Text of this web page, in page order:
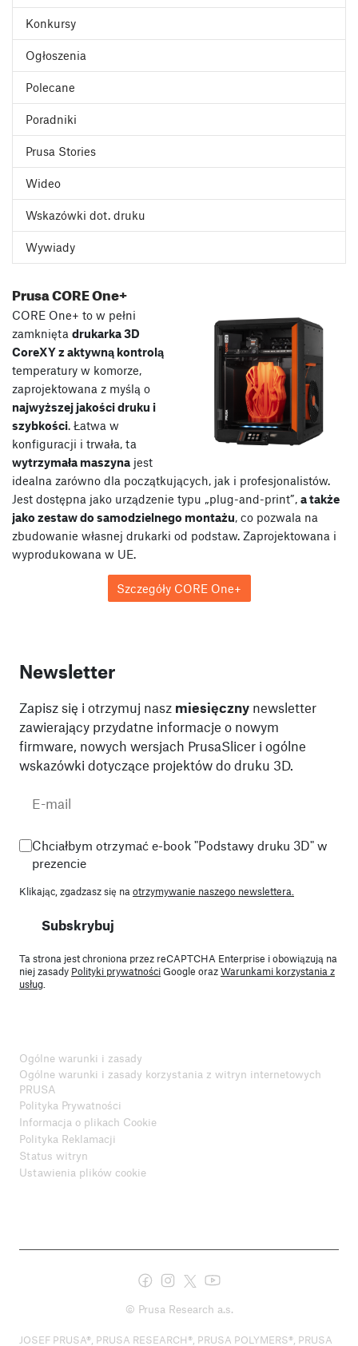
Konkursy
Ogłoszenia
Polecane
Poradniki
Prusa Stories
Wideo
Wskazówki dot. druku
Wywiady
Prusa CORE One+
CORE One+ to w pełni
zamknięta drukarka 3D
CoreXY z aktywną kontrolą
temperatury w komorze,
zaprojektowana z myślą o
najwyższej jakości druku i
szybkości. Łatwa w
konfiguracji i trwała, ta
wytrzymała maszyna jest
idealna zarówno dla początkujących, jak i profesjonalistów.
Jest dostępna jako urządzenie typu „plug-and-print”, a także
jako zestaw do samodzielnego montażu, co pozwala na
zbudowanie własnej drukarki od podstaw. Zaprojektowana i
wyprodukowana w UE.
Szczegóły CORE One+
Newsletter
Zapisz się i otrzymuj nasz miesięczny newsletter
zawierający przydatne informacje o nowym
firmware, nowych wersjach PrusaSlicer i ogólne
wskazówki dotyczące projektów do druku 3D.
Chciałbym otrzymać e-book "Podstawy druku 3D" w
prezencie
Klikając, zgadzasz się na otrzymywanie naszego newslettera.
Subskrybuj
Ta strona jest chroniona przez reCAPTCHA Enterprise i obowiązują na
niej zasady Polityki prywatnościGoogle orazWarunkami korzystania z
usług
Ogólne warunki i zasady
Ogólne warunki i zasady korzystania z witryn internetowych
PRUSA
Polityka Prywatności
Informacja o plikach Cookie
Polityka Reklamacji
Status witryn
Ustawienia plików cookie
© Prusa Research a.s.
JOSEF PRUSA®, PRUSA RESEARCH®, PRUSA POLYMERS®, PRUSA